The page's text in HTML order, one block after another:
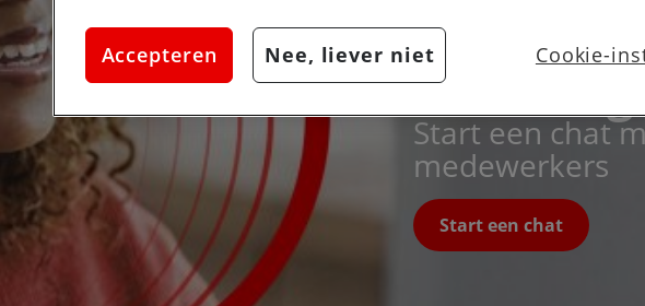
Krijg
uw vraag
Start een chat
medewerkers
Start een chat
Accepteren Nee, liever niet Cookie-